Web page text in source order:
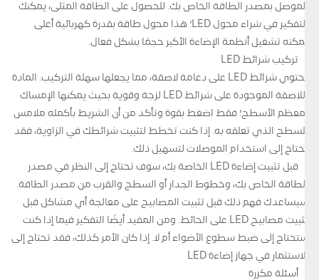
الموصل بمصدر الطاقة الخاص بك. للحصول على الطاقة المثلى، يمكنك
التفكير في شراء محول LED؛ هذا محول طاقة بقدرة كهربائية أعلى
يمكنه تشغيل أنظمة الإضاءة الأكبر حجمًا بشكل فعال.
تركيب شرائط LED
تحتوي شرائط LED على دعامة لاصقة، مما يجعلها سهلة التركيب. المادة
اللاصقة الموجودة على شرائط LED لزجة وقوية بحيث يمكنها الإمساك
بمعظم الأسطح؛ فقط اضغط بقوة وتأكد من أن الشريط بأكمله ملامس
للسطح الذي تعلقه به. إذا كنت تخطط لتثبيت شرائطك في الزاوية، فقد
تحتاج إلى استخدام الموصلات لتسهيل ذلك.
قبل تثبيت إضاءة LED الخاصة بك، سوف تحتاج إلى النظر في مصدر
الطاقة الخاص بك، وخطوط الجدار أو السطح والقرب من مصدر الطاقة.
سيساعدك فهم ذلك قبل تثبيت المصابيح على معالجة أي مشاكل قبل
تثبيت مصابيح LED على الحائط. ومن المفيد أيضًا التفكير فيما إذا كنت
ستحتاج إلى ضبط سطوع الأضواء أم لا. إذا كان الأمر كذلك، فقد تحتاج إلى
الاستثمار في جهاز إضاءة LED
أسئلة مكررة